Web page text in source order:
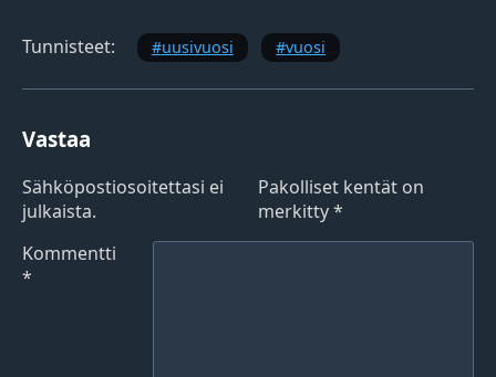
Tunnisteet: uusivuosi vuosi
Vastaa
Sähköpostiosoitettasi ei
julkaista.
Pakolliset kentät on
merkitty*
Kommentti
*